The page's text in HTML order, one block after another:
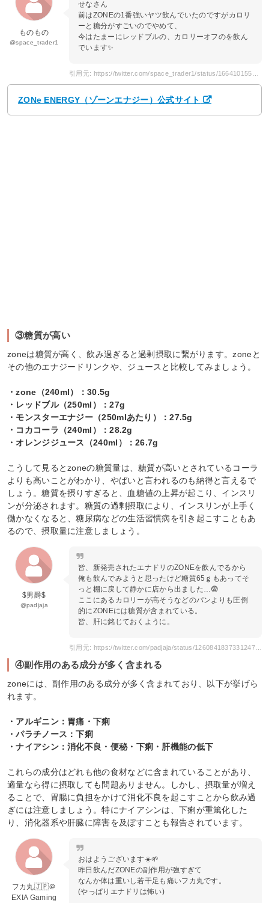
ものもの
@space_trader1
せなさん
前はZONEの1番強いヤツ飲んでいたのですがカロリ
ーと糖分がすごいのでやめて、
今はたまーにレッドブルの、カロリーオフのを飲ん
でいます✨
ZONe ENERGY（ゾーンエナジー）公式サイト
③糖質が高い
zoneは糖質が高く、飲み過ぎると過剰摂取に繋がります。zoneと
その他のエナジードリンクや、ジュースと比較してみましょう。
・zone（240ml）：30.5g
・レッドブル（250ml）：27g
・モンスターエナジー（250mlあたり）：27.5g
・コカコーラ（240ml）：28.2g
・オレンジジュース（240ml）：26.7g
こうして見るとzoneの糖質量は、糖質が高いとされているコーラ
よりも高いことがわかり、やばいと言われるのも納得と言えるで
しょう。糖質を摂りすぎると、血糖値の上昇が起こり、インスリ
ンが分泌されます。糖質の過剰摂取により、インスリンが上手く
働かなくなると、糖尿病などの生活習慣病を引き起こすこともあ
るので、摂取量に注意しましょう。
$男爵$
@padjaja
皆、新発売されたエナドリのZONEを飲んでるから
俺も飲んでみようと思ったけど糖質65ｇもあってそ
っと棚に戻して静かに店から出ました…😨
ここにあるカロリーが高そうなどのパンよりも圧倒
的にZONEには糖質が含まれている。
皆、肝に銘じておくように。
引用元: https://twitter.com/padjaja/status/1260841837331247110
④副作用のある成分が多く含まれる
zoneには、副作用のある成分が多く含まれており、以下が挙げら
れます。
・アルギニン：胃痛・下痢
・パラチノース：下痢
・ナイアシン：消化不良・便秘・下痢・肝機能の低下
これらの成分はどれも他の食材などに含まれていることがあり、
適量なら得に摂取しても問題ありません。しかし、摂取量が増え
ることで、胃腸に負担をかけて消化不良を起こすことから飲み過
ぎには注意しましょう。特にナイアシンは、下痢が重篤化した
り、消化器系や肝臓に障害を及ぼすことも報告されています。
フカ丸🇯🇵＠
EXIA Gaming
おはようございます☀️🌱
昨日飲んだZONEの副作用が強すぎて
なんか体は重いし若干足も痛いフカ丸です。
(やっぱりエナドリは怖い)